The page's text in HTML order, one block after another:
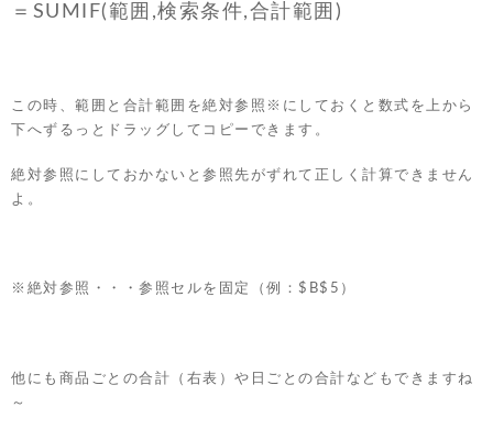
＝SUMIF(範囲,検索条件,合計範囲)
この時、範囲と合計範囲を絶対参照※にしておくと数式を上から
下へずるっとドラッグしてコピーできます。
絶対参照にしておかないと参照先がずれて正しく計算できません
よ。
※絶対参照・・・参照セルを固定（例：$B$5）
他にも商品ごとの合計（右表）や日ごとの合計などもできますね
～